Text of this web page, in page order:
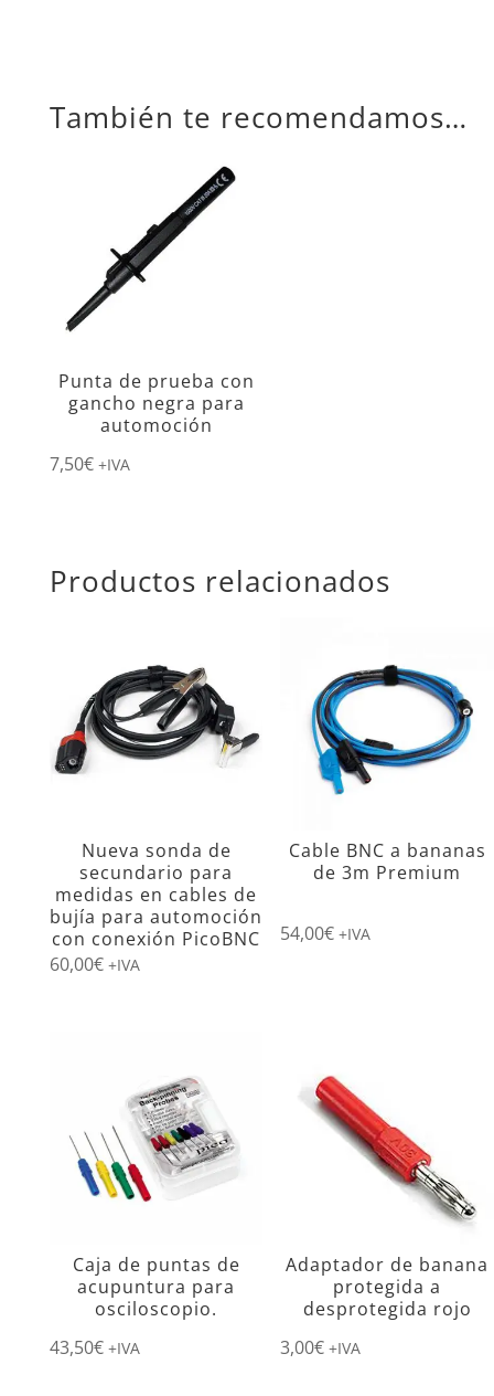
También te recomendamos…
Punta de prueba con
gancho negra para
automoción
7,50€ +IVA
Productos relacionados
Nueva sonda de
secundario para
medidas en cables de
bujía para automoción
con conexión PicoBNC
60,00€ +IVA
Cable BNC a bananas
de 3m Premium
54,00€ +IVA
Caja de puntas de
acupuntura para
osciloscopio.
43,50€ +IVA
Adaptador de banana
protegida a
desprotegida rojo
3,00€ +IVA